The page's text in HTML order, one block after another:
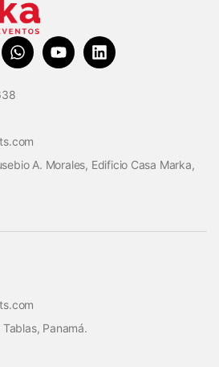
A. Morales, Edificio Casa Marka,
Panamá.